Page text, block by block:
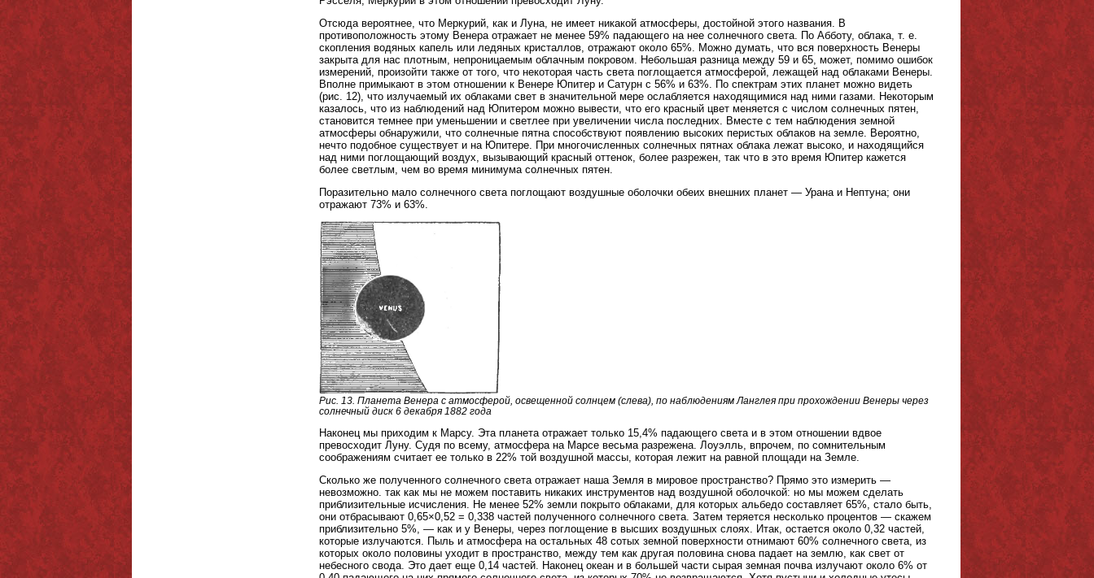
Отсюда вероятнее, что Меркурий, как и Луна, не имеет никакой атмосферы, достойной этого названия. В
противоположность этому Венера отражает не менее 59% падающего на нее солнечного света. По Абботу, облака, т. е.
скопления водяных капель или ледяных кристаллов, отражают около 65%. Можно думать, что вся поверхность Венеры
закрыта для нас плотным, непроницаемым облачным покровом. Небольшая разница между 59 и 65, может, помимо ошибок
измерений, произойти также от того, что некоторая часть света поглощается атмосферой, лежащей над облаками Венеры.
Вполне примыкают в этом отношении к Венере Юпитер и Сатурн с 56% и 63%. По спектрам этих планет можно видеть
(рис. 12), что излучаемый их облаками свет в значительной мере ослабляется находящимися над ними газами. Некоторым
казалось, что из наблюдений над Юпитером можно вывести, что его красный цвет меняется с числом солнечных пятен,
становится темнее при уменьшении и светлее при увеличении числа последних. Вместе с тем наблюдения земной
атмосферы обнаружили, что солнечные пятна способствуют появлению высоких перистых облаков на земле. Вероятно,
нечто подобное существует и на Юпитере. При многочисленных солнечных пятнах облака лежат высоко, и находящийся
над ними поглощающий воздух, вызывающий красный оттенок, более разрежен, так что в это время Юпитер кажется
более светлым, чем во время минимума солнечных пятен.
Поразительно мало солнечного света поглощают воздушные оболочки обеих внешних планет — Урана и Нептуна; они
отражают 73% и 63%.
Рис. 13. Планета Венера с атмосферой, освещенной солнцем (слева), по наблюдениям Ланглея при прохождении Венеры через
солнечный диск 6 декабря 1882 года
Наконец мы приходим к Марсу. Эта планета отражает только 15,4% падающего света и в этом отношении вдвое
превосходит Луну. Судя по всему, атмосфера на Марсе весьма разрежена. Лоуэлль, впрочем, по сомнительным
соображениям считает ее только в 22% той воздушной массы, которая лежит на равной площади на Земле.
Сколько же полученного солнечного света отражает наша Земля в мировое пространство? Прямо это измерить —
невозможно. так как мы не можем поставить никаких инструментов над воздушной оболочкой: но мы можем сделать
приблизительные исчисления. Не менее 52% земли покрыто облаками, для которых альбедо составляет 65%, стало быть,
они отбрасывают 0,65×0,52 = 0,338 частей полученного солнечного света. Затем теряется несколько процентов — скажем
приблизительно 5%, — как и у Венеры, через поглощение в высших воздушных слоях. Итак, остается около 0,32 частей,
которые излучаются. Пыль и атмосфера на остальных 48 сотых земной поверхности отнимают 60% солнечного света, из
которых около половины уходит в пространство, между тем как другая половина снова падает на землю, как свет от
небесного свода. Это дает еще 0,14 частей. Наконец океан и в большей части сырая земная почва излучают около 6% от